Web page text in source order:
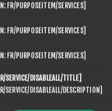
FR/PURPOSEITEM/SERVICES]
FR/PURPOSEITEM/SERVICES]
FR/PURPOSEITEM/SERVICES]
SERVICE/DISABLEALL/TITLE]
SERVICE/DISABLEALL/DESCRIPTION]